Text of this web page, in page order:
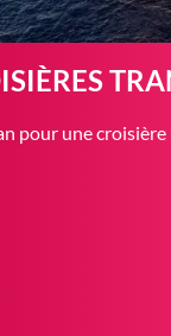
pour une